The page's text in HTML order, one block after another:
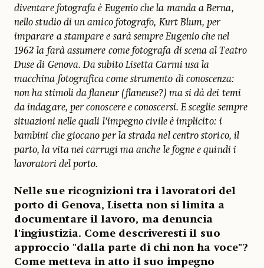
diventare fotografa è Eugenio che la manda a Berna,
nello studio di un amico fotografo, Kurt Blum, per
imparare a stampare e sarà sempre Eugenio che nel
1962 la farà assumere come fotografa di scena al Teatro
Duse di Genova. Da subito Lisetta Carmi usa la
macchina fotografica come strumento di conoscenza:
non ha stimoli da flaneur (flaneuse?) ma si dà dei temi
da indagare, per conoscere e conoscersi. E sceglie sempre
situazioni nelle quali l’impegno civile è implicito: i
bambini che giocano per la strada nel centro storico, il
parto, la vita nei carrugi ma anche le fogne e quindi i
lavoratori del porto.
Nelle sue ricognizioni tra i lavoratori del
porto di Genova, Lisetta non si limita a
documentare il lavoro, ma denuncia
l'ingiustizia. Come descriveresti il suo
approccio "dalla parte di chi non ha voce"?
Come metteva in atto il suo impegno